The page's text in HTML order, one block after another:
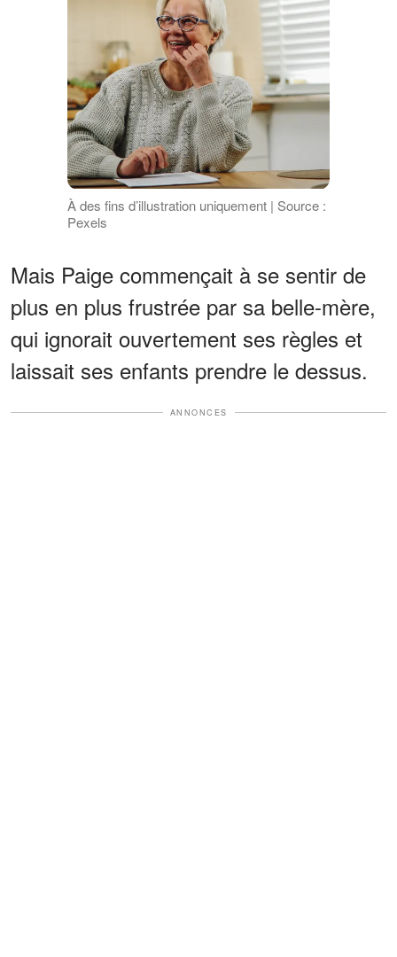
À des fins d’illustration uniquement | Source :
Pexels
Mais Paige commençait à se sentir de
plus en plus frustrée par sa belle-mère,
qui ignorait ouvertement ses règles et
laissait ses enfants prendre le dessus.
ANNONCES